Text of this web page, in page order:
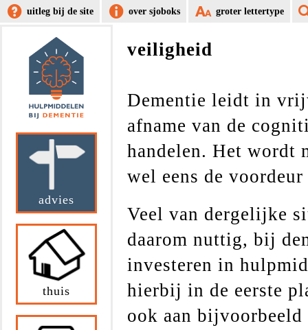
uitleg bij de site over sjoboks groter lettertype
advies
thuis
veiligheid
Dementie leidt in
afname van de
handelen. Het wordt
wel eens de
Veel van dergelijke
daarom nuttig, bij
investeren in
hierbij in de eerste
ook aan